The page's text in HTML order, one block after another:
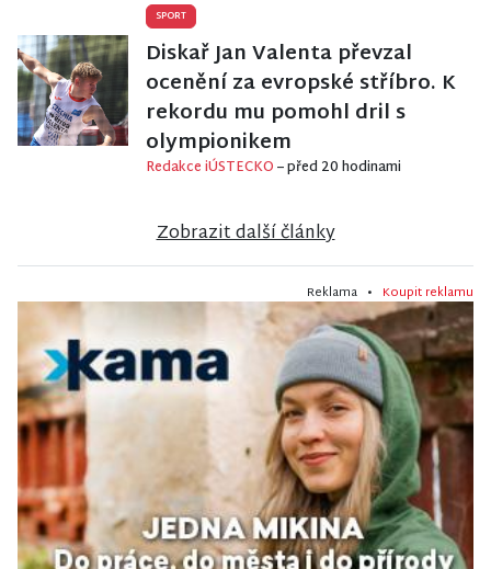
SPORT
Diskař Jan Valenta převzal
ocenění za evropské stříbro. K
rekordu mu pomohl dril s
olympionikem
Redakce iÚSTECKO– před 20 hodinami
Zobrazit další články
Reklama • Koupit reklamu